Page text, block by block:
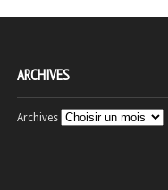
ARCHIVES
Archives